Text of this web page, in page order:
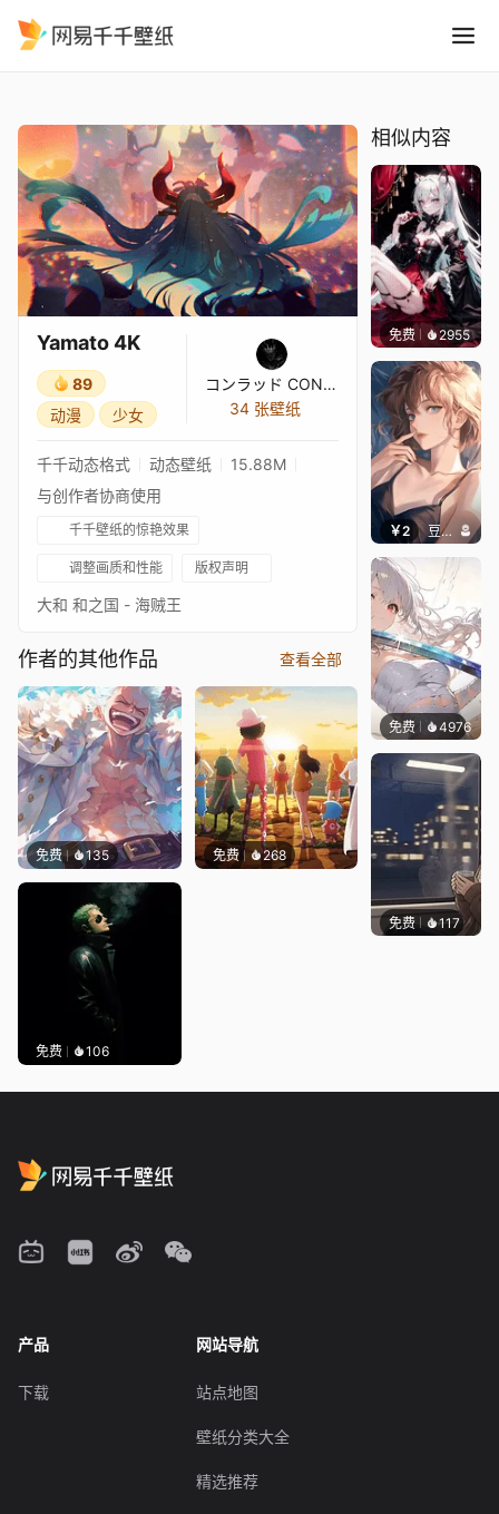
Yamato 4K
89
动漫
少女
コンラッド CONRAD
34 张壁纸
千千动态格式 动态壁纸
15.88M
与创作者协商使用
千千壁纸的惊艳效果
调整画质和性能 版权声明
大和 和之国 - 海贼王
作者的其他作品 查看全部
免费 135 免费 268
免费 106
相似内容
免费 2955Kyllar
￥2 豆子酱edda
免费 4976
免费 117
产品
下载
网站导航
站点地图
壁纸分类大全
精选推荐